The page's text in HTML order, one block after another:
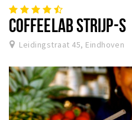
COFFEELAB STRIJP-S
Leidingstraat 45, Eindhoven